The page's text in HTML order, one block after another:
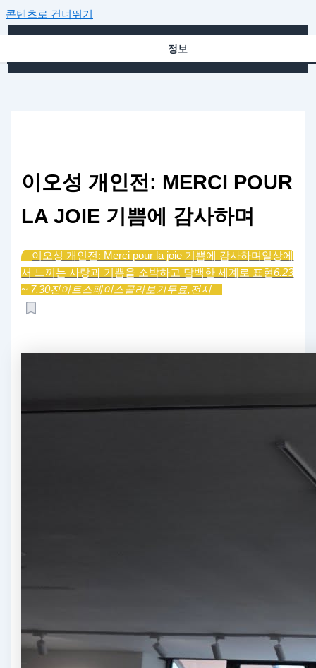
콘텐츠로 건너뛰기
정보
이오성 개인전: MERCI POUR
LA JOIE 기쁨에 감사하며
이오성 개인전: Merci pour la joie 기쁨에 감사하며 일상에
서 느끼는 사랑과 기쁨을 소박하고 담백한 세계로 표현6.23
~ 7.30진아트스페이스골라보기무료,전시